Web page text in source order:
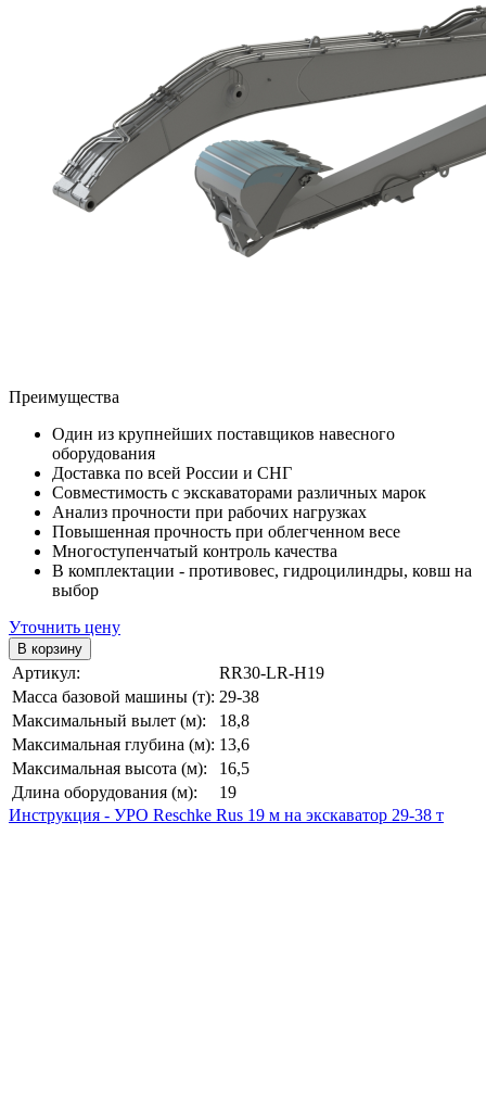
Преимущества
Один из крупнейших поставщиков навесного
оборудования
Доставка по всей России и СНГ
Совместимость с экскаваторами различных марок
Анализ прочности при рабочих нагрузках
Повышенная прочность при облегченном весе
Многоступенчатый контроль качества
В комплектации - противовес, гидроцилиндры, ковш на
выбор
Уточнить цену
Артикул:
RR30-LR-H19
Масса базовой машины (т): 29-38
Максимальный вылет (м):
18,8
Максимальная глубина (м): 13,6
Максимальная высота (м):
16,5
Длина оборудования (м):
19
Инструкция - УРО Reschke Rus 19 м на экскаватор 29-38 т